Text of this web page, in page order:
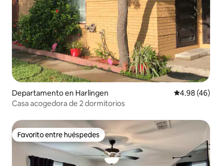
Departamento en Harlingen Calificación
4.98 (46)
Casa acogedora de 2 dormitorios
Favorito entre huéspedes
Favorito entre huéspedes